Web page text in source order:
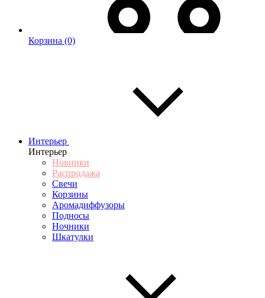
Корзина (0)
Интерьер
Интерьер
Новинки
Распродажа
Свечи
Корзины
Аромадиффузоры
Подносы
Ночники
Шкатулки